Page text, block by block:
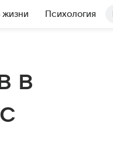
жизни Психология
в